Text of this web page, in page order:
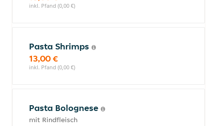
inkl. Pfand (0,00 €)
Pasta Shrimps
13,00 €
inkl. Pfand (0,00 €)
Pasta Bolognese
mit Rindfleisch